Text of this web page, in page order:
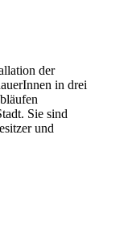
der
in drei
Sie sind
und